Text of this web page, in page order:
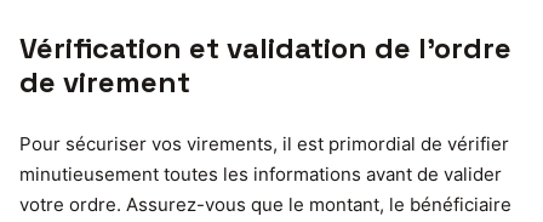
Vérification et validation de l’ordre
de virement
Pour sécuriser vos virements, il est primordial de vérifier
minutieusement toutes les informations avant de valider
votre ordre. Assurez-vous que le montant, le bénéficiaire